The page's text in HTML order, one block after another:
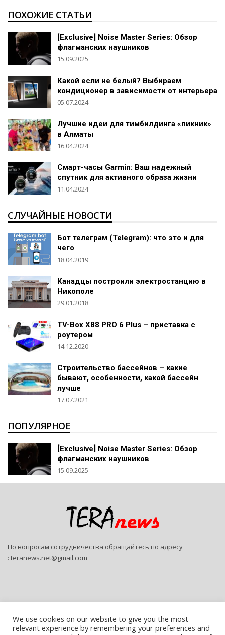
ПОХОЖИЕ СТАТЬИ
[Exclusive] Noise Master Series: Обзор
флагманских наушников
15.09.2025
Какой если не белый? Выбираем
кондиционер в зависимости от интерьера
05.07.2024
Лучшие идеи для тимбилдинга «пикник»
в Алматы
16.04.2024
Смарт-часы Garmin: Ваш надежный
спутник для активного образа жизни
11.04.2024
СЛУЧАЙНЫЕ НОВОСТИ
Бот телеграм (Telegram): что это и для
чего
18.04.2019
Канадцы построили электростанцию в
Никополе
29.01.2018
TV-Box X88 PRO 6 Plus – приставка с
роутером
14.12.2020
Строительство бассейнов – какие
бывают, особенности, какой бассейн
лучше
17.07.2021
ПОПУЛЯРНОЕ
[Exclusive] Noise Master Series: Обзор
флагманских наушников
15.09.2025
По вопросам сотрудничества обращайтесь по адресу
: teranews.net@gmail.com
© 2026 - Teranews. All Rights Reserved.
We use cookies on our website to give you the most
relevant experience by remembering your preferences and